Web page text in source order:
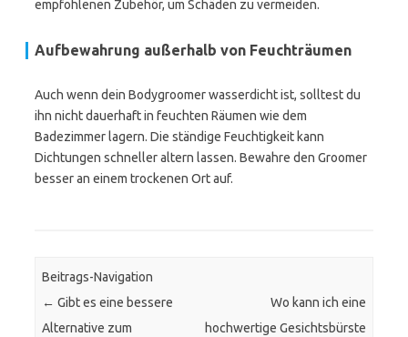
empfohlenen Zubehör, um Schäden zu vermeiden.
Aufbewahrung außerhalb von Feuchträumen
Auch wenn dein Bodygroomer wasserdicht ist, solltest du
ihn nicht dauerhaft in feuchten Räumen wie dem
Badezimmer lagern. Die ständige Feuchtigkeit kann
Dichtungen schneller altern lassen. Bewahre den Groomer
besser an einem trockenen Ort auf.
Beitrags-Navigation
← Gibt es eine bessere
Alternative zum
Wo kann ich eine
hochwertige Gesichtsbürste